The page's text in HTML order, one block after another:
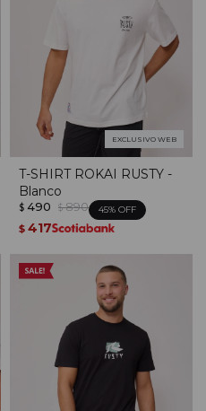
EXCLUSIVO WEB
T-SHIRT ROKAI RUSTY -
Blanco
$ 490 $ 890 45
$ 417